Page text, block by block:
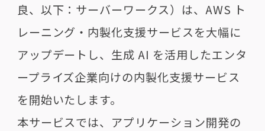
良、以下：サーバーワークス）は、AWS ト
レーニング・内製化支援サービスを大幅に
アップデートし、生成 AI を活用したエンタ
ープライズ企業向けの内製化支援サービス
を開始いたします。
本サービスでは、アプリケーション開発の